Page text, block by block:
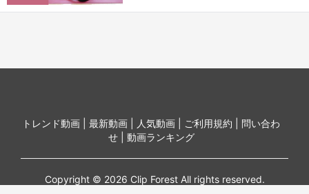
トレンド動画 | 最新動画 | 人気動画 | ご利用規約 | 問い合わ
せ | 動画ランキング
Copyright © 2026 Clip Forest All rights reserved.